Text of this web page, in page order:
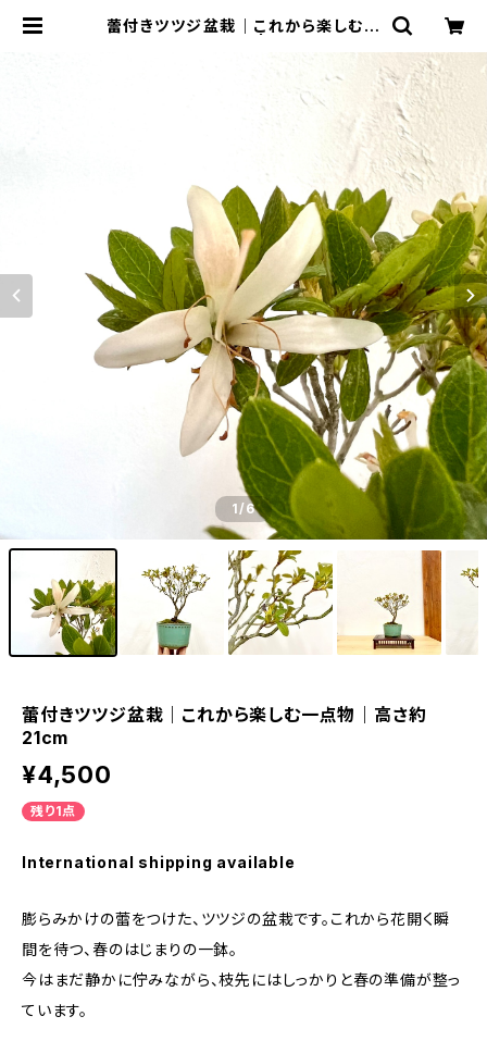
蕾付きツツジ盆栽｜これから楽しむ一
1/6
蕾付きツツジ盆栽｜これから楽しむ一点物｜高さ約
21cm
¥4,500
残り1点
International shipping available
膨らみかけの蕾をつけた、ツツジの盆栽です。これから花開く瞬
間を待つ、春のはじまりの一鉢。
今はまだ静かに佇みながら、枝先にはしっかりと春の準備が整っ
ています。